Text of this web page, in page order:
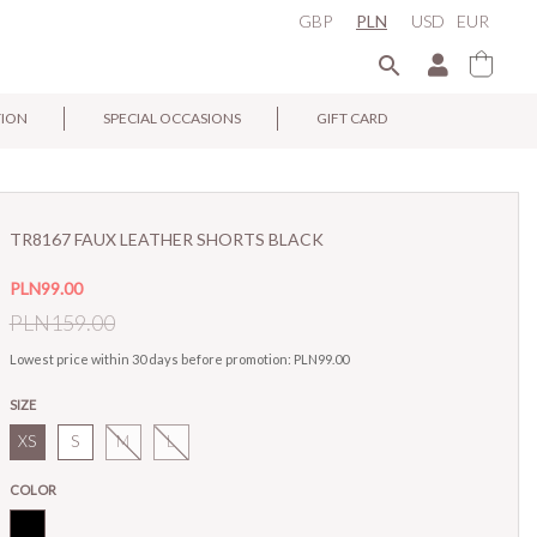
EUR
GBP PLN USD

SPECIAL OCCASIONS GIFT CARD
TR8167 FAUX LEATHER SHORTS BLACK
PLN99.00
PLN159.00
Lowest price within 30 days before promotion: PLN99.00
SIZE
XS S M L
COLOR
×